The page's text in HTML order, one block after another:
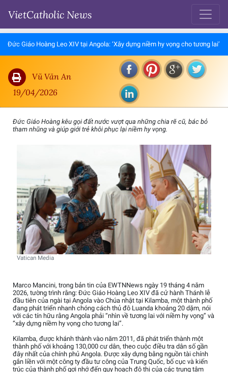
VietCatholic News
Đức Giáo Hoàng Leo XIV tại Angola: ‘Xây dựng niềm hy vọng cho tương lai’
Vũ Văn An
19/04/2026
Đức Giáo Hoàng kêu gọi đất nước vượt qua những chia rẽ cũ, bác bỏ
tham nhũng và giúp giới trẻ khôi phục lại niềm hy vọng.
Vatican Media
Marco Mancini, trong bản tin của EWTNNews ngày 19 tháng 4 năm
2026, tường trình rằng: Đức Giáo Hoàng Leo XIV đã cử hành Thánh lễ
đầu tiên của ngài tại Angola vào Chúa nhật tại Kilamba, một thành phố
đang phát triển nhanh chóng cách thủ đô Luanda khoảng 20 dặm, nói
với các tín hữu rằng Angola phải “nhìn về tương lai với niềm hy vọng” và
“xây dựng niềm hy vọng cho tương lai”.
Kilamba, được khánh thành vào năm 2011, đã phát triển thành một
thành phố với khoảng 130,000 cư dân, theo cuộc điều tra dân số gần
đây nhất của chính phủ Angola. Được xây dựng bằng nguồn tài chính
gắn liền với một công ty đầu tư công của Trung Quốc, bố cục và kiến
trúc của thành phố gợi nhớ đến quy hoạch đô thị của các trung tâm